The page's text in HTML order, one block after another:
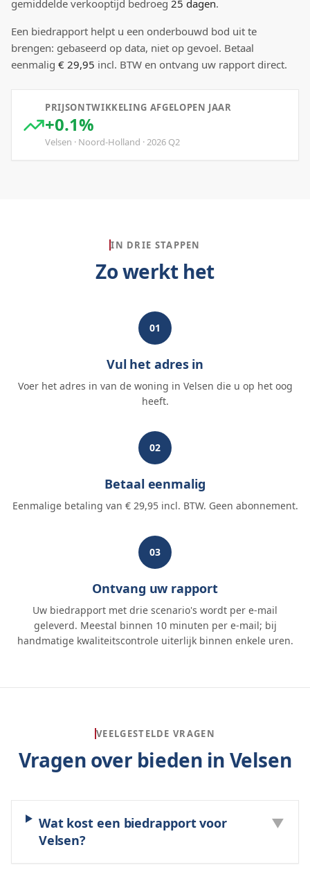
gemiddelde verkooptijd bedroeg 25 dagen.
Een biedrapport helpt u een onderbouwd bod uit te
brengen: gebaseerd op data, niet op gevoel. Betaal
eenmalig € 29,95 incl. BTW en ontvang uw rapport direct.
PRIJSONTWIKKELING AFGELOPEN JAAR
+0.1%
Velsen · Noord-Holland ·2026 Q2
IN DRIE STAPPEN
Zo werkt het
01
Vul het adres in
Voer het adres in van de woning in Velsen die u op het oog
heeft.
02
Betaal eenmalig
Eenmalige betaling van € 29,95 incl. BTW. Geen abonnement.
03
Ontvang uw rapport
Uw biedrapport met drie scenario's wordt per e-mail
geleverd. Meestal binnen 10 minuten per e-mail; bij
handmatige kwaliteitscontrole uiterlijk binnen enkele uren.
VEELGESTELDE VRAGEN
Vragen over bieden in Velsen
Wat kost een biedrapport voor
Velsen?
▼